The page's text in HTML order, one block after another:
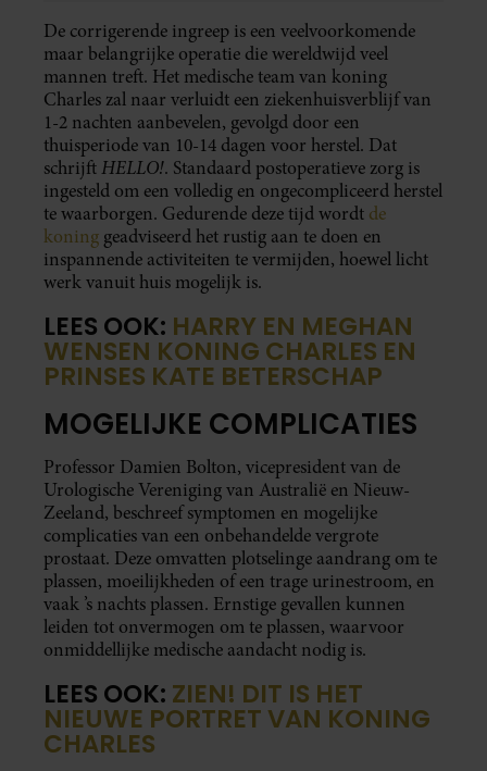
De corrigerende ingreep is een veelvoorkomende
maar belangrijke operatie die wereldwijd veel
mannen treft. Het medische team van koning
Charles zal naar verluidt een ziekenhuisverblijf van
1-2 nachten aanbevelen, gevolgd door een
thuisperiode van 10-14 dagen voor herstel. Dat
schrijft HELLO!. Standaard postoperatieve zorg is
ingesteld om een volledig en ongecompliceerd herstel
te waarborgen. Gedurende deze tijd wordt de
koning geadviseerd het rustig aan te doen en
inspannende activiteiten te vermijden, hoewel licht
werk vanuit huis mogelijk is.
LEES OOK: HARRY EN MEGHAN
WENSEN KONING CHARLES EN
PRINSES KATE BETERSCHAP
MOGELIJKE COMPLICATIES
Professor Damien Bolton, vicepresident van de
Urologische Vereniging van Australië en Nieuw-
Zeeland, beschreef symptomen en mogelijke
complicaties van een onbehandelde vergrote
prostaat. Deze omvatten plotselinge aandrang om te
plassen, moeilijkheden of een trage urinestroom, en
vaak ’s nachts plassen. Ernstige gevallen kunnen
leiden tot onvermogen om te plassen, waarvoor
onmiddellijke medische aandacht nodig is.
LEES OOK: ZIEN! DIT IS HET
NIEUWE PORTRET VAN KONING
CHARLES